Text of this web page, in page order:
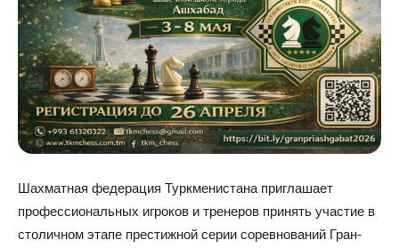
Шахматная федерация Туркменистана приглашает
профессиональных игроков и тренеров принять участие в
столичном этапе престижной серии соревнований Гран-